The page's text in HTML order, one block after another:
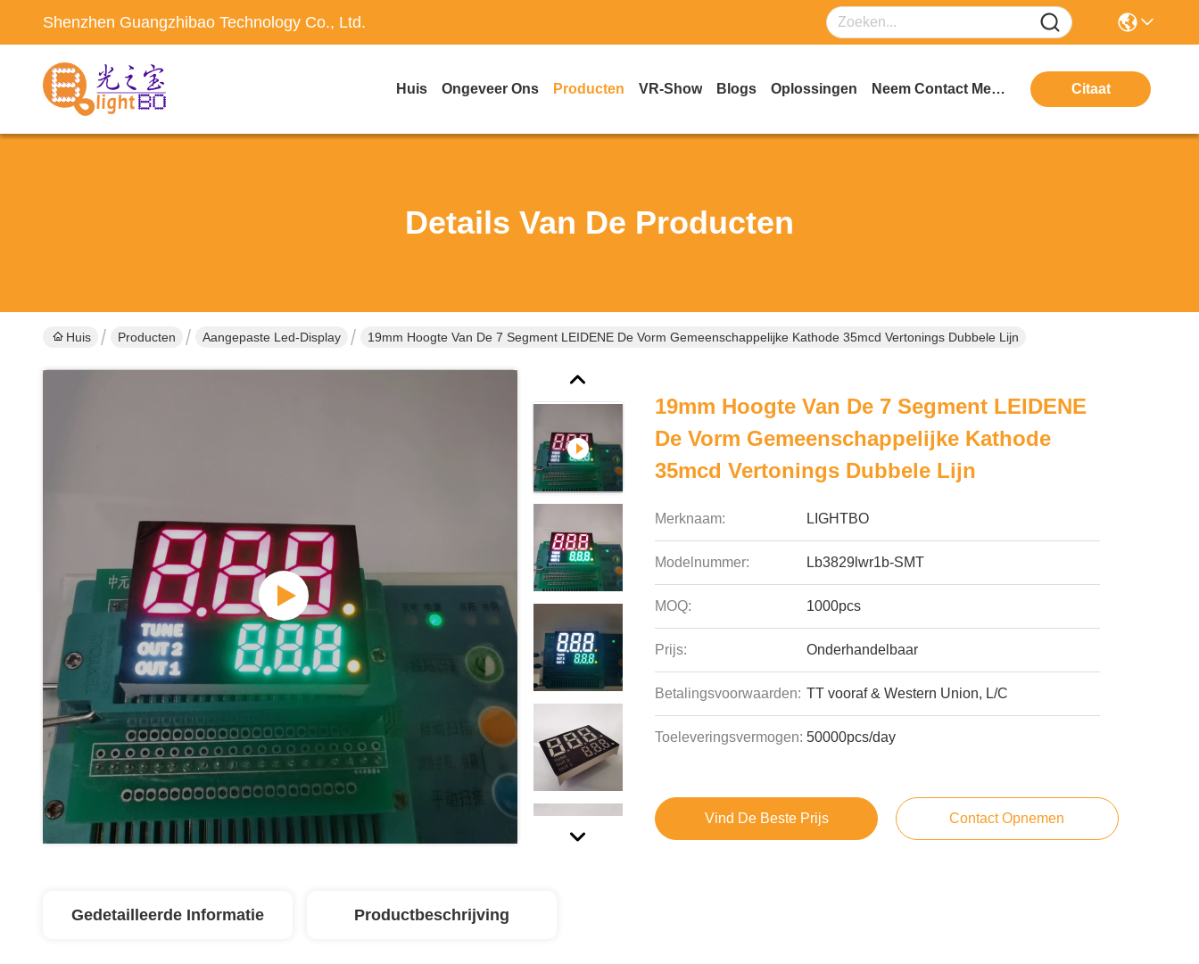
Shenzhen Guangzhibao Technology Co., Ltd.
Huis Ongeveer Ons Producten VR-Show Blogs Oplossingen Neem Contact Met Ons Op Citaat
Details Van De Producten
Huis Producten Aangepaste Led-Display 19mm Hoogte Van De 7 Segment LEIDENE De Vorm Gemeenschappelijke Kathode 35mcd Vertonings Dubbele Lijn
19mm Hoogte Van De 7 Segment LEIDENE
De Vorm Gemeenschappelijke Kathode
35mcd Vertonings Dubbele Lijn
Merknaam: LIGHTBO
Modelnummer: Lb3829lwr1b-SMT
MOQ: 1000pcs
Prijs: Onderhandelbaar
Betalingsvoorwaarden: TT vooraf & Western Union, L/C
Toeleveringsvermogen: 50000pcs/day
Vind De Beste Prijs Contact Opnemen
Gedetailleerde Informatie Productbeschrijving